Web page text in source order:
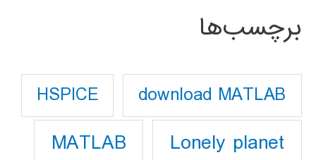
برچسب‌ها
download MATLAB
HSPICE
Lonely planet
MATLAB